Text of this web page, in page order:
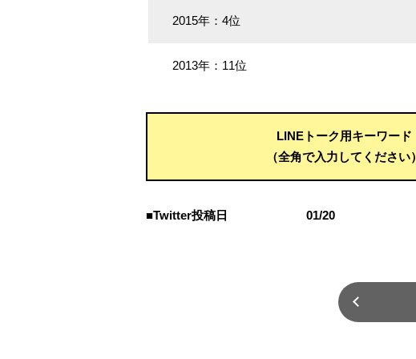
2015年：4位
2013年：11位
LINEトーク用キーワード
（全角で入力してください）
■Twitter投稿日 01/20